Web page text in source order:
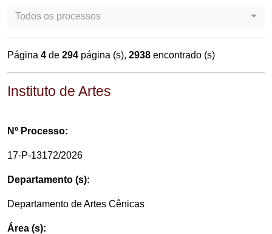
Todos os processos
Página 4 de 294 página (s), 2938 encontrado (s)
Instituto de Artes
Nº Processo:
17-P-13172/2026
Departamento (s):
Departamento de Artes Cênicas
Área (s):